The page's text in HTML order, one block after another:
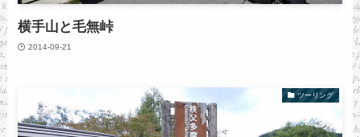
横手山と毛無峠
2014-09-21
ツーリング